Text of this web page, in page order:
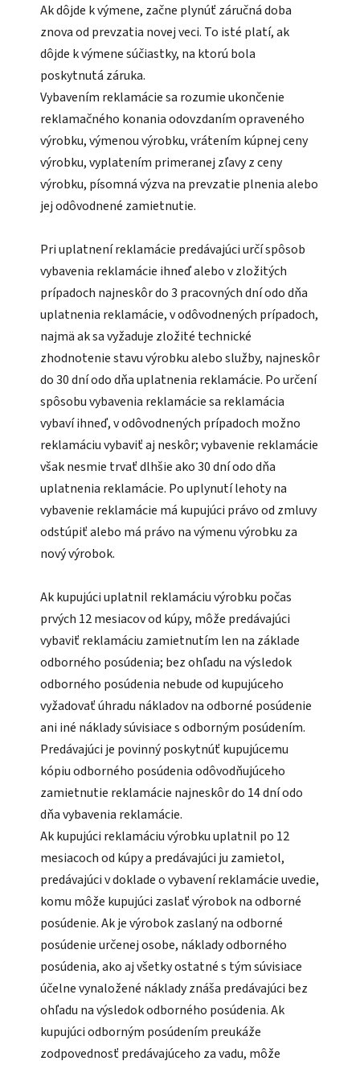
Ak dôjde k výmene, začne plynúť záručná doba
znova od prevzatia novej veci. To isté platí, ak
dôjde k výmene súčiastky, na ktorú bola
poskytnutá záruka.
Vybavením reklamácie sa rozumie ukončenie
reklamačného konania odovzdaním opraveného
výrobku, výmenou výrobku, vrátením kúpnej ceny
výrobku, vyplatením primeranej zľavy z ceny
výrobku, písomná výzva na prevzatie plnenia alebo
jej odôvodnené zamietnutie.
Pri uplatnení reklamácie predávajúci určí spôsob
vybavenia reklamácie ihneď alebo v zložitých
prípadoch najneskôr do 3 pracovných dní odo dňa
uplatnenia reklamácie, v odôvodnených prípadoch,
najmä ak sa vyžaduje zložité technické
zhodnotenie stavu výrobku alebo služby, najneskôr
do 30 dní odo dňa uplatnenia reklamácie. Po určení
spôsobu vybavenia reklamácie sa reklamácia
vybaví ihneď, v odôvodnených prípadoch možno
reklamáciu vybaviť aj neskôr; vybavenie reklamácie
však nesmie trvať dlhšie ako 30 dní odo dňa
uplatnenia reklamácie. Po uplynutí lehoty na
vybavenie reklamácie má kupujúci právo od zmluvy
odstúpiť alebo má právo na výmenu výrobku za
nový výrobok.
Ak kupujúci uplatnil reklamáciu výrobku počas
prvých 12 mesiacov od kúpy, môže predávajúci
vybaviť reklamáciu zamietnutím len na základe
odborného posúdenia; bez ohľadu na výsledok
odborného posúdenia nebude od kupujúceho
vyžadovať úhradu nákladov na odborné posúdenie
ani iné náklady súvisiace s odborným posúdením.
Predávajúci je povinný poskytnúť kupujúcemu
kópiu odborného posúdenia odôvodňujúceho
zamietnutie reklamácie najneskôr do 14 dní odo
dňa vybavenia reklamácie.
Ak kupujúci reklamáciu výrobku uplatnil po 12
mesiacoch od kúpy a predávajúci ju zamietol,
predávajúci v doklade o vybavení reklamácie uvedie,
komu môže kupujúci zaslať výrobok na odborné
posúdenie. Ak je výrobok zaslaný na odborné
posúdenie určenej osobe, náklady odborného
posúdenia, ako aj všetky ostatné s tým súvisiace
účelne vynaložené náklady znáša predávajúci bez
ohľadu na výsledok odborného posúdenia. Ak
kupujúci odborným posúdením preukáže
zodpovednosť predávajúceho za vadu, môže